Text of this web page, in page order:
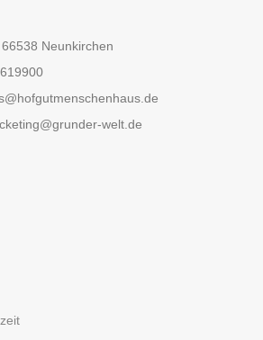
Neunkirchen
welt.de